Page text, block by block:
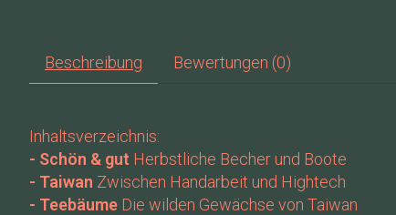
Beschreibung Bewertungen (0)
Inhaltsverzeichnis:
- Schön & gut Herbstliche Becher und Boote
- Taiwan Zwischen Handarbeit und Hightech
- Teebäume Die wilden Gewächse von Taiwan